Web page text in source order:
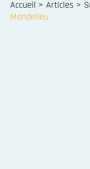
Accueil > Articles >
Mandelieu